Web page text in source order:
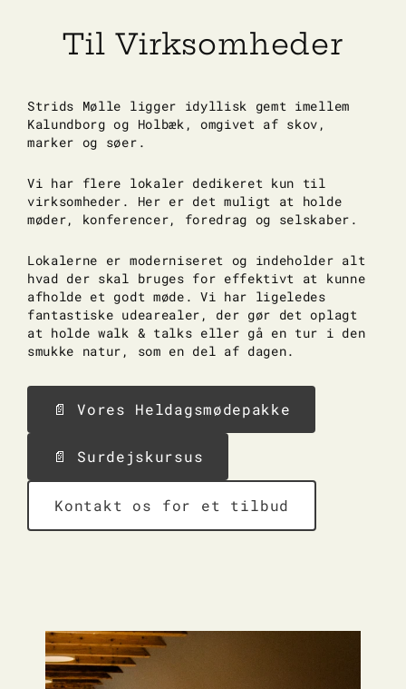
Til Virksomheder
Strids Mølle ligger idyllisk gemt imellem
Kalundborg og Holbæk, omgivet af skov,
marker og søer.
Vi har flere lokaler dedikeret kun til
virksomheder. Her er det muligt at holde
møder, konferencer, foredrag og selskaber.
Lokalerne er moderniseret og indeholder alt
hvad der skal bruges for effektivt at kunne
afholde et godt møde. Vi har ligeledes
fantastiske udearealer, der gør det oplagt
at holde walk & talks eller gå en tur i den
smukke natur, som en del af dagen.
📄 Vores Heldagsmødepakke
📄 Surdejskursus
Kontakt os for et tilbud